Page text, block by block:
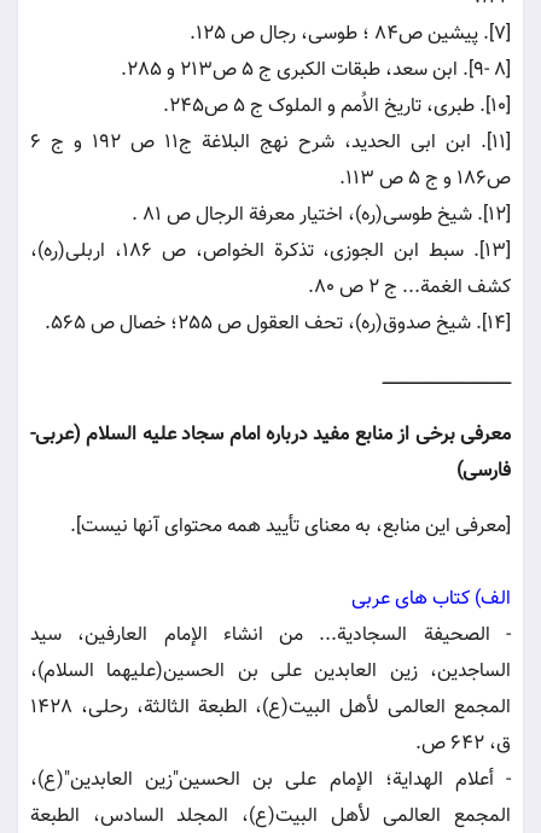
[7]. پیشین ص84 ؛ طوسی، رجال ص 125.
[8 -9]. ابن سعد، طبقات الکبری ج 5 ص213 و 285.
[10]. طبری، تاریخ الاُمم و الملوک ج 5 ص245.
[11]. ابن ابی الحدید، شرح نهج البلاغة ج11 ص 192 و ج 6
ص186 و ج 5 ص 113.
[12]. شیخ طوسی(ره)، اختیار معرفة الرجال ص 81 .
[13]. سبط ابن الجوزی، تذکرة الخواص، ص 186، اربلی(ره)،
کشف الغمة... ج 2 ص 80.
[14]. شیخ صدوق(ره)، تحف العقول ص 255؛ خصال ص 565.
ـــــــــــــــــــــــــــــــــــــــــــــــــــــ
معرفی برخی از منابع مفید درباره امام سجاد علیه السلام (عربی-
فارسی)
[معرفی این منابع، به معنای تأیید همه محتوای آنها نیست].
الف) كتاب هاى عربى
- الصحیفة السجادیة... من انشاء الإمام العارفین، سید
الساجدین، زین العابدین علی بن الحسین(علیهما السلام)،
المجمع العالمی لأهل البیت(ع)، الطبعة الثالثة، رحلی، 1428
ق، 642 ص.
- أعلام الهدایة؛ الإمام علی بن الحسین"زین العابدین"(ع)،
المجمع العالمی لأهل البیت(ع)، المجلد السادس، الطبعة